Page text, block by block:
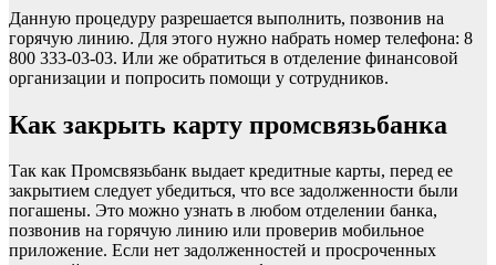
Данную процедуру разрешается выполнить, позвонив на
горячую линию. Для этого нужно набрать номер телефона: 8
800 333-03-03. Или же обратиться в отделение финансовой
организации и попросить помощи у сотрудников.
Как закрыть карту промсвязьбанка
Так как Промсвязьбанк выдает кредитные карты, перед ее
закрытием следует убедиться, что все задолженности были
погашены. Это можно узнать в любом отделении банка,
позвонив на горячую линию или проверив мобильное
приложение. Если нет задолженностей и просроченных